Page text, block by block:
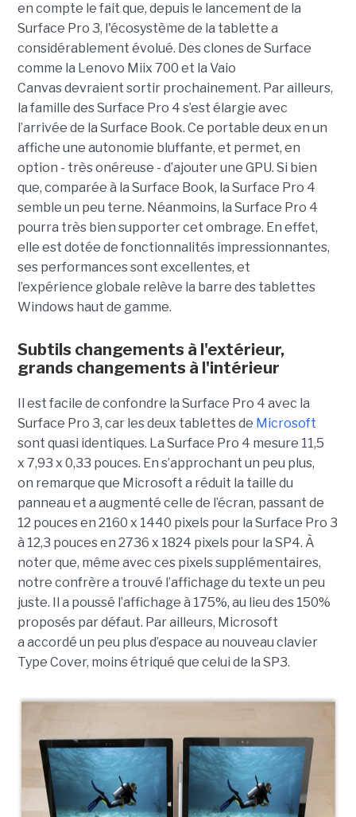
en compte le fait que, depuis le lancement de la
Surface Pro 3, l'écosystème de la tablette a
considérablement évolué. Des clones de Surface
comme la Lenovo Miix 700 et la Vaio
Canvas devraient sortir prochainement. Par ailleurs,
la famille des Surface Pro 4 s’est élargie avec
l’arrivée de la Surface Book. Ce portable deux en un
affiche une autonomie bluffante, et permet, en
option - très onéreuse - d’ajouter une GPU. Si bien
que, comparée à la Surface Book, la Surface Pro 4
semble un peu terne. Néanmoins, la Surface Pro 4
pourra très bien supporter cet ombrage. En effet,
elle est dotée de fonctionnalités impressionnantes,
ses performances sont excellentes, et
l’expérience globale relève la barre des tablettes
Windows haut de gamme.
Subtils changements à l'extérieur,
grands changements à l'intérieur
Il est facile de confondre la Surface Pro 4 avec la
Surface Pro 3, car les deux tablettes de Microsoft
sont quasi identiques. La Surface Pro 4 mesure 11,5
x 7,93 x 0,33 pouces. En s’approchant un peu plus,
on remarque que Microsoft a réduit la taille du
panneau et a augmenté celle de l’écran, passant de
12 pouces en 2160 x 1440 pixels pour la Surface Pro 3
à 12,3 pouces en 2736 x 1824 pixels pour la SP4. À
noter que, même avec ces pixels supplémentaires,
notre confrère a trouvé l’affichage du texte un peu
juste. Il a poussé l’affichage à 175%, au lieu des 150%
proposés par défaut. Par ailleurs, Microsoft
a accordé un peu plus d’espace au nouveau clavier
Type Cover, moins étriqué que celui de la SP3.